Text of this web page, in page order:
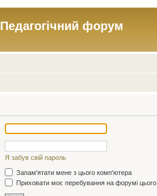
Педагогічний форум
Я забув свій пароль
Запам'ятати мене з цього комп'ютера
Приховати моє перебування на форумі